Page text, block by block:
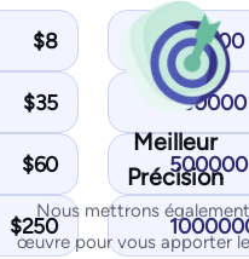
$8
$35
$60
$250
100000
250000
500000
You get with Standard plan:
Inbox placement tests
IP & domain blocklist tests
SPF and DKIM tests
DMARK test
SpamAssassin test
Meilleur
Précision
Nous mettrons
œuvre pour vous apporter